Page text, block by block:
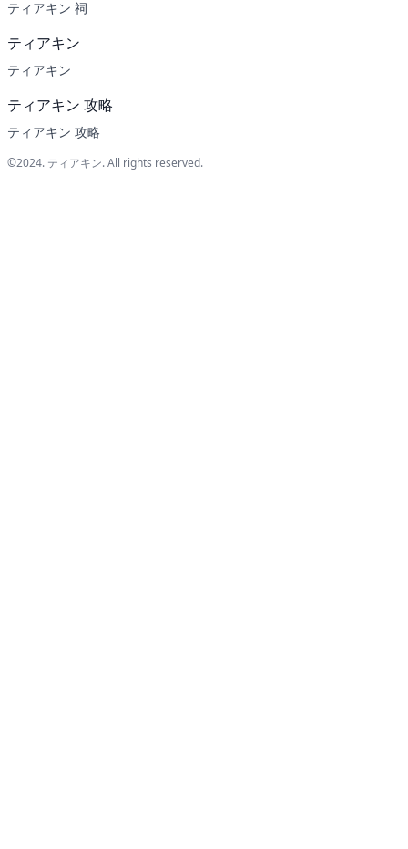
ティアキン 祠
ティアキン
ティアキン
ティアキン 攻略
ティアキン 攻略
©2024. ティアキン. All rights reserved.